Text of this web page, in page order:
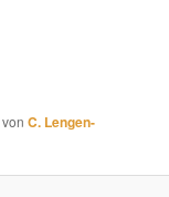
vonC. Lengen-